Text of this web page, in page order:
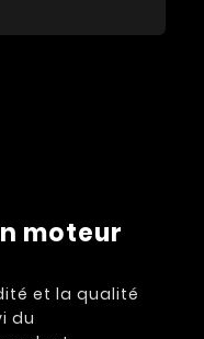
et la qualité
du